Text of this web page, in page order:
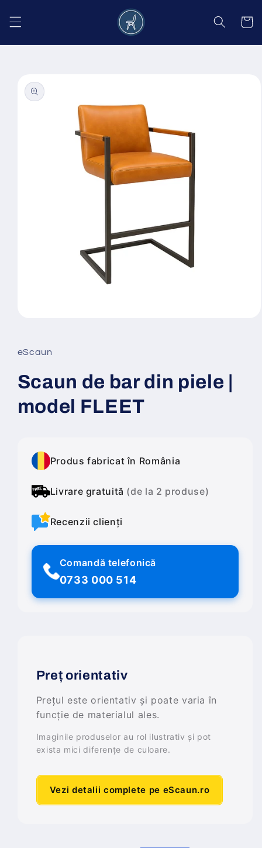
conținut
Coș
informațiile
despre
produs
într-
fereastră
modală
eScaun
Scaun de bar din piele |
model FLEET
Produs fabricat în România
Livrare gratuită (de la 2 produse)
Recenzii clienți
Comandă telefonică
0733 000 514
Preț orientativ
Prețul este orientativ și poate varia în
funcție de materialul ales.
Imaginile produselor au rol ilustrativ și pot
exista mici diferențe de culoare.
Vezi detalii complete pe eScaun.ro